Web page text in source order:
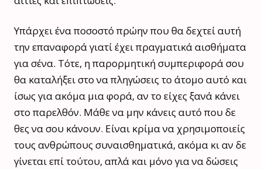
Υπάρχει ένα ποσοστό πρώην που θα δεχτεί αυτή
την επαναφορά γιατί έχει πραγματικά αισθήματα
για σένα. Τότε, η παρορμητική συμπεριφορά σου
θα καταλήξει στο να πληγώσεις το άτομο αυτό και
ίσως για ακόμα μια φορά, αν το είχες ξανά κάνει
στο παρελθόν. Μάθε να μην κάνεις αυτό που δε
θες να σου κάνουν. Είναι κρίμα να χρησιμοποιείς
τους ανθρώπους συναισθηματικά, ακόμα κι αν δε
γίνεται επί τούτου, απλά και μόνο για να δώσεις